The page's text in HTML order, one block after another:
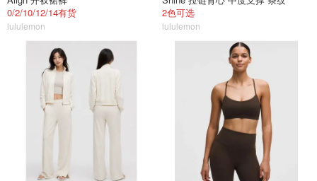
0/2/10/12/14有货
lululemon
2色可选
lululemon